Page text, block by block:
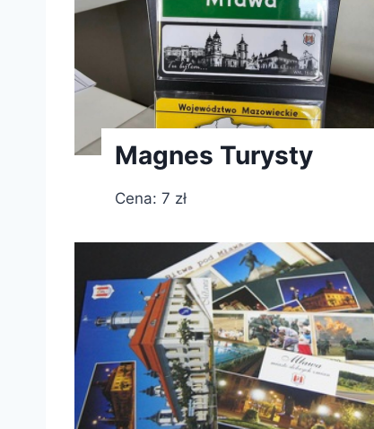
Magnes Turysty
Cena: 7 zł